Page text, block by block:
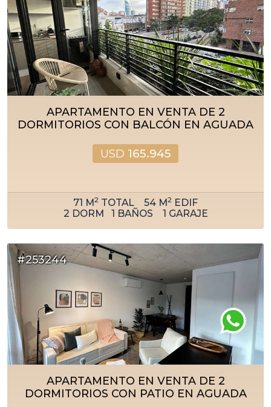
APARTAMENTO EN VENTA DE 2
DORMITORIOS CON BALCÓN EN AGUADA
USD 165.945
71 M2 TOTAL 54 M2 EDIF
2 DORM 1 BAÑOS 1 GARAJE
#253244
APARTAMENTO EN VENTA DE 2
DORMITORIOS CON PATIO EN AGUADA